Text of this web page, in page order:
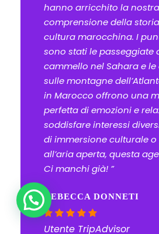
hanno arricchito la nostra
comprensione della
cultura marocchina. I
sono stati le passeggiate
cammello nel Sahara e
sulle montagne
in Marocco offrono una
perfetta di emozioni e
soddisfare interessi
di immersione culturale
all’aria aperta, questa
Ci manchi già! ”
REBECCA DONNETI
Utente TripAdvisor
Chiacchiera con Gli